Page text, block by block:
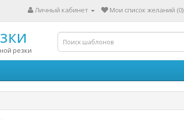
Личный кабинет Мои список желаний (0)
резки